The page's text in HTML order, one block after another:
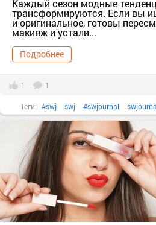
Каждый сезон модные
трансформируются. Если вы
и оригинальное, готовы
макияж и устали...
Подробнее
1 1
Теги: #swj swj #swjournal
swjournalru #блескдлягуб
#декоративнаякосметика
#косметика #краснаяпомада
#нюдовыеоттенки нюдовыеоттенки
#пудра тер.